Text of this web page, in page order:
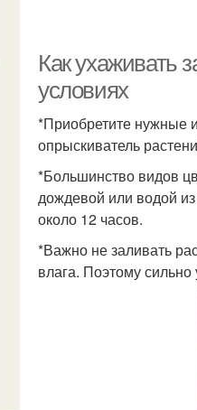
Как ухаживать
условиях
*Приобретите нужные
опрыскиватель
*Большинство видов
дождевой или водой
около 12 часов.
*Важно не заливать
влага. Поэтому